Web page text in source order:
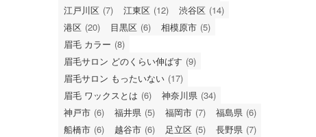
江戸川区 (7) 江東区 (12) 渋谷区 (14)
港区 (20) 目黒区 (6) 相模原市 (5)
眉毛 カラー (8)
眉毛サロン どのくらい伸ばす (9)
眉毛サロン もったいない (17)
眉毛 ワックスとは (6) 神奈川県 (34)
神戸市 (6) 福井県 (5) 福岡市 (7) 福島県 (6)
船橋市 (6) 越谷市 (6) 足立区 (5) 長野県 (7)